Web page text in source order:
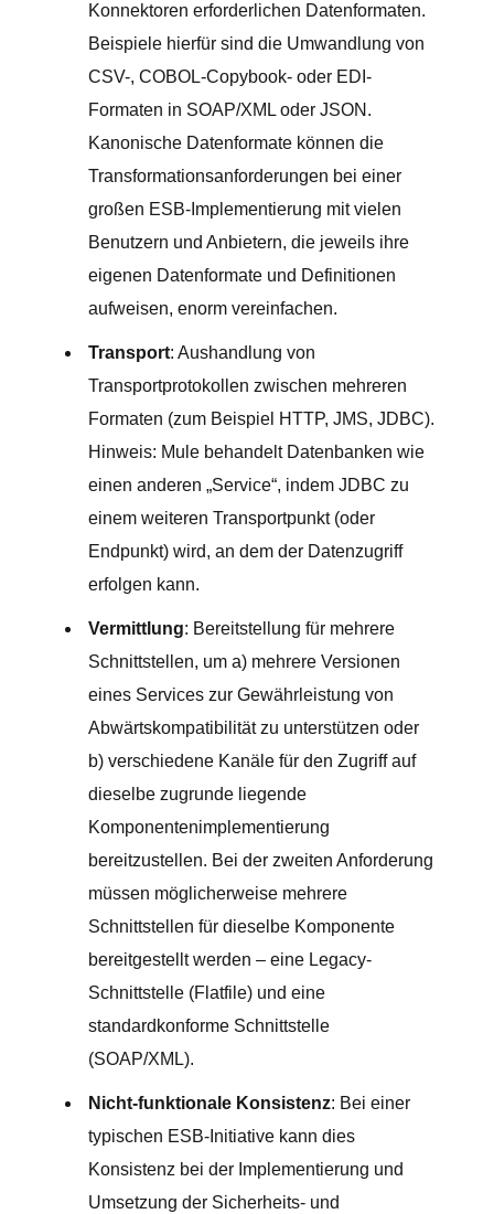
Konnektoren erforderlichen Datenformaten.
Beispiele hierfür sind die Umwandlung von
CSV-, COBOL-Copybook- oder EDI-
Formaten in SOAP/XML oder JSON.
Kanonische Datenformate können die
Transformationsanforderungen bei einer
großen ESB-Implementierung mit vielen
Benutzern und Anbietern, die jeweils ihre
eigenen Datenformate und Definitionen
aufweisen, enorm vereinfachen.
Transport: Aushandlung von
Transportprotokollen zwischen mehreren
Formaten (zum Beispiel HTTP, JMS, JDBC).
Hinweis: Mule behandelt Datenbanken wie
einen anderen „Service“, indem JDBC zu
einem weiteren Transportpunkt (oder
Endpunkt) wird, an dem der Datenzugriff
erfolgen kann.
Vermittlung: Bereitstellung für mehrere
Schnittstellen, um a) mehrere Versionen
eines Services zur Gewährleistung von
Abwärtskompatibilität zu unterstützen oder
b) verschiedene Kanäle für den Zugriff auf
dieselbe zugrunde liegende
Komponentenimplementierung
bereitzustellen. Bei der zweiten Anforderung
müssen möglicherweise mehrere
Schnittstellen für dieselbe Komponente
bereitgestellt werden – eine Legacy-
Schnittstelle (Flatfile) und eine
standardkonforme Schnittstelle
(SOAP/XML).
Nicht-funktionale Konsistenz: Bei einer
typischen ESB-Initiative kann dies
Konsistenz bei der Implementierung und
Umsetzung der Sicherheits- und